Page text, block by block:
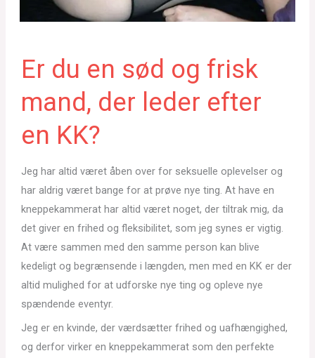
Er du en sød og frisk
mand, der leder efter
en KK?
Jeg har altid været åben over for seksuelle oplevelser og
har aldrig været bange for at prøve nye ting. At have en
kneppekammerat har altid været noget, der tiltrak mig, da
det giver en frihed og fleksibilitet, som jeg synes er vigtig.
At være sammen med den samme person kan blive
kedeligt og begrænsende i længden, men med en KK er der
altid mulighed for at udforske nye ting og opleve nye
spændende eventyr.
Jeg er en kvinde, der værdsætter frihed og uafhængighed,
og derfor virker en kneppekammerat som den perfekte